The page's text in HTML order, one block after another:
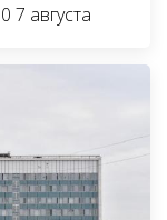
7 августа